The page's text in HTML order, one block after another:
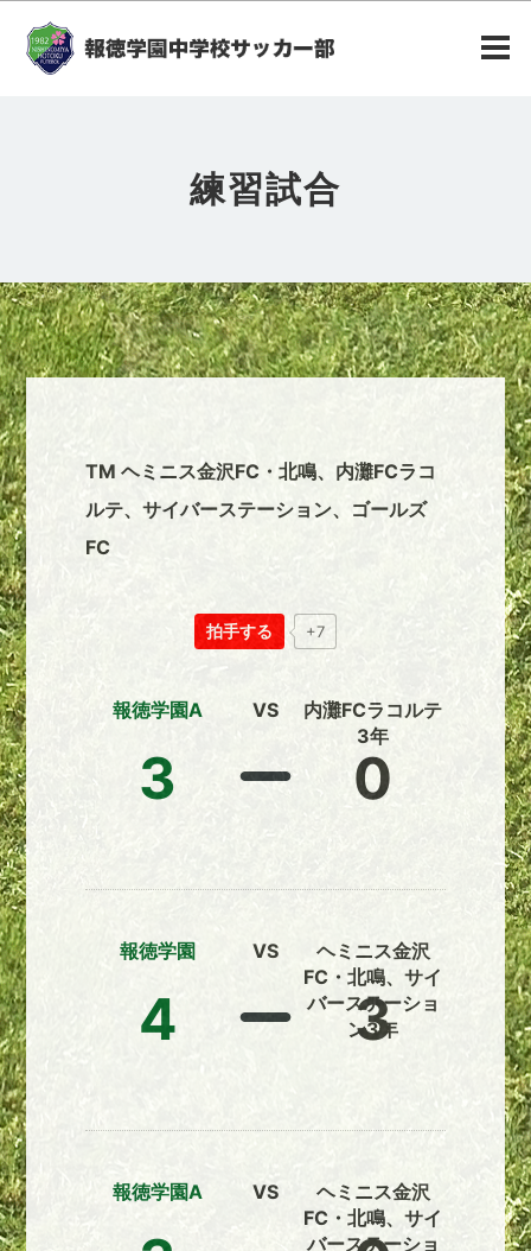
練習試合
TM ヘミニス金沢FC・北鳴、内灘FCラコ
ルテ、サイバーステーション、ゴールズ
FC
拍手する +7
報徳学園A
3
VS
内灘FCラコルテ
3年
0
報徳学園
4
VS
ヘミニス金沢
FC・北鳴、サイ
バーステーショ
ン3年
3
報徳学園A VS
ヘミニス金沢
FC・北鳴、サイ
バーステーショ